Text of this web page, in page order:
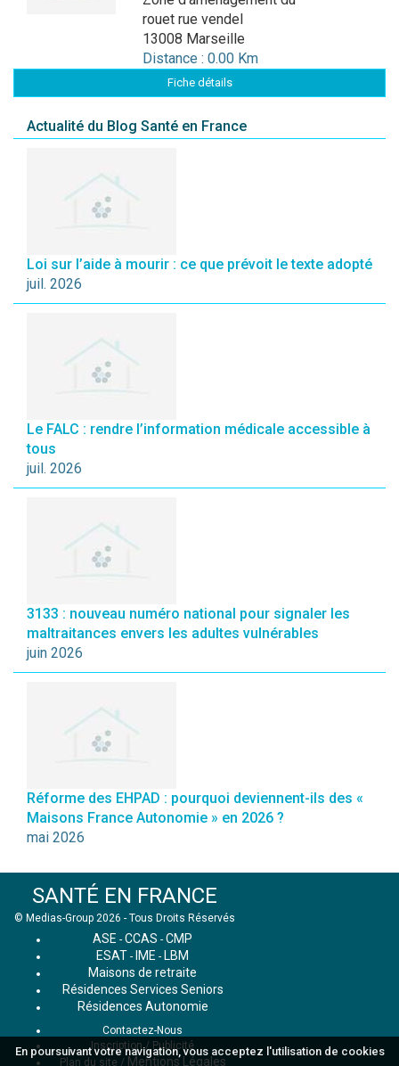
En poursuivant votre navigation, vous acceptez l'utilisation de cookies
rouet rue vendel
13008 Marseille
Distance : 0.00 Km
Fiche détails
Actualité du Blog Santé en France
Loi sur l’aide à mourir : ce que prévoit le texte adopté
juil. 2026
Le FALC : rendre l’information médicale accessible à
tous
juil. 2026
3133 : nouveau numéro national pour signaler les
maltraitances envers les adultes vulnérables
juin 2026
Réforme des EHPAD : pourquoi deviennent-ils des «
Maisons France Autonomie » en 2026 ?
mai 2026
SANTÉ EN FRANCE
© Medias-Group 2026 - Tous Droits Réservés
ASE - CCAS - CMP
ESAT - IME - LBM
Maisons de retraite
Résidences Services Seniors
Résidences Autonomie
Contactez-Nous
Inscription / Publicité
Plan du site / Mentions Légales